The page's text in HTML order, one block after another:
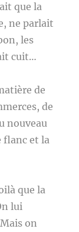
que la
ne parlait
les
cuit…
de
de
nouveau
flanc et la
que la
lui
on